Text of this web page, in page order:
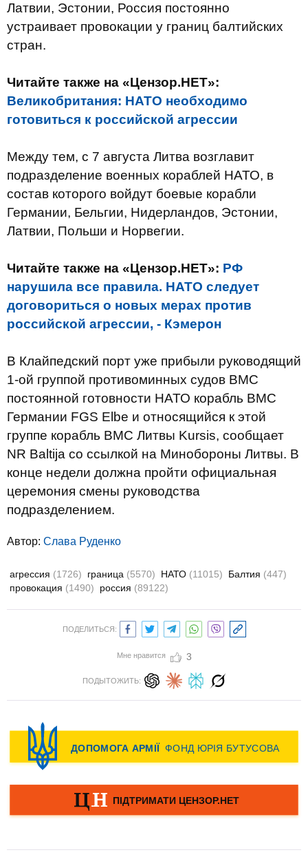
Латвии, Эстонии, Россия постоянно
устраивает провокации у границ балтийских
стран.
Читайте также на «Цензор.НЕТ»:
Великобритания: НАТО необходимо
готовиться к российской агрессии
Между тем, с 7 августа Литва возглавит
подразделение военных кораблей НАТО, в
состав которого войдут боевые корабли
Германии, Бельгии, Нидерландов, Эстонии,
Латвии, Польши и Норвегии.
Читайте также на «Цензор.НЕТ»: РФ
нарушила все правила. НАТО следует
договориться о новых мерах против
российской агрессии, - Кэмерон
В Клайпедский порт уже прибыли руководящий
1-ой группой противоминных судов ВМС
постоянной готовности НАТО корабль ВМС
Германии FGS Elbe и относящийся к этой
группе корабль ВМС Литвы Kursis, сообщает
NR Baltija со ссылкой на Минобороны Литвы. В
конце недели должна пройти официальная
церемония смены руководства
подразделением.
Автор: Слава Руденко
агрессия (1726) граница (5570) НАТО (11015) Балтия (447)
провокация (1490) россия (89122)
ПОДЕЛИТЬСЯ:
Мне нравится 3
ПОДЫТОЖИТЬ: